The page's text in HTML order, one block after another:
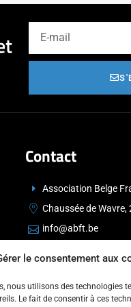
le consentement aux
nous utilisons des technologies
Le fait de consentir à ces
Contact
Association Belge
Chaussée de
info@abft.be